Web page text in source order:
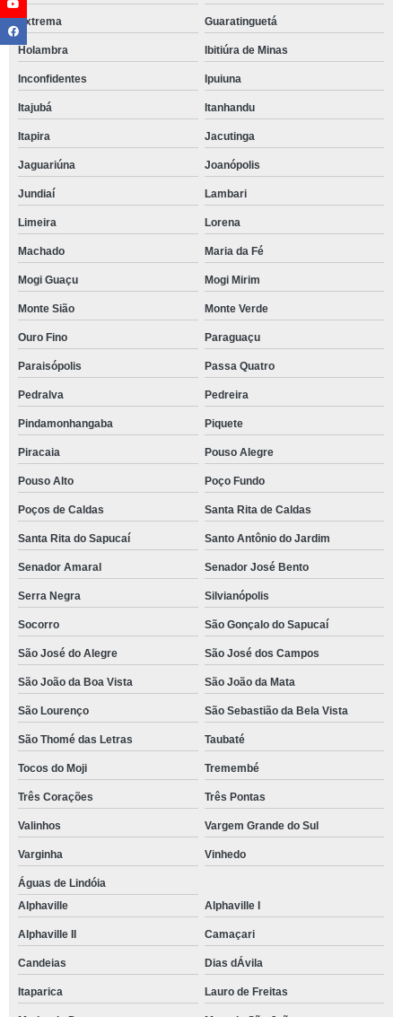
Extrema Guaratinguetá
Holambra Ibitiúra de Minas
Inconfidentes Ipuiuna
Itajubá Itanhandu
Itapira Jacutinga
Jaguariúna Joanópolis
Jundiaí Lambari
Limeira Lorena
Machado Maria da Fé
Mogi Guaçu Mogi Mirim
Monte Sião Monte Verde
Ouro Fino Paraguaçu
Paraisópolis Passa Quatro
Pedralva Pedreira
Pindamonhangaba Piquete
Piracaia Pouso Alegre
Pouso Alto Poço Fundo
Poços de Caldas Santa Rita de Caldas
Santa Rita do Sapucaí Santo Antônio do Jardim
Senador Amaral Senador José Bento
Serra Negra Silvianópolis
Socorro São Gonçalo do Sapucaí
São José do Alegre São José dos Campos
São João da Boa Vista São João da Mata
São Lourenço São Sebastião da Bela Vista
São Thomé das Letras Taubaté
Tocos do Moji Tremembé
Três Corações Três Pontas
Valinhos Vargem Grande do Sul
Varginha Vinhedo
Águas de Lindóia
Alphaville
Alphaville I
Alphaville II Camaçari
Candeias Dias dÁvila
Itaparica Lauro de Freitas